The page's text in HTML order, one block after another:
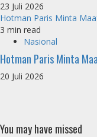
23 Juli 2026
Hotman Paris Minta
3 min read
Nasional
Hotman Paris Minta
20 Juli 2026
You may have missed